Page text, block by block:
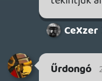
Ő nem Darth
annak, teljesen
filmben is, más a
kellene közel állnia
Rafanir